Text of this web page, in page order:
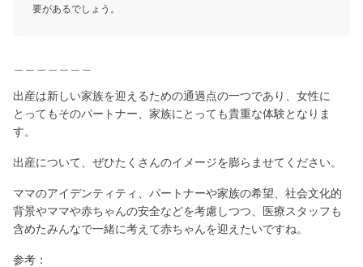
要があるでしょう。
出産は新しい家族を迎えるための通過点の一つであり、女性に
とってもそのパートナー、家族にとっても貴重な体験となりま
す。
出産について、ぜひたくさんのイメージを膨らませてください。
ママのアイデンティティ、パートナーや家族の希望、社会文化的
背景やママや赤ちゃんの安全などを考慮しつつ、医療スタッフも
含めたみんなで一緒に考えて赤ちゃんを迎えたいですね。
参考：